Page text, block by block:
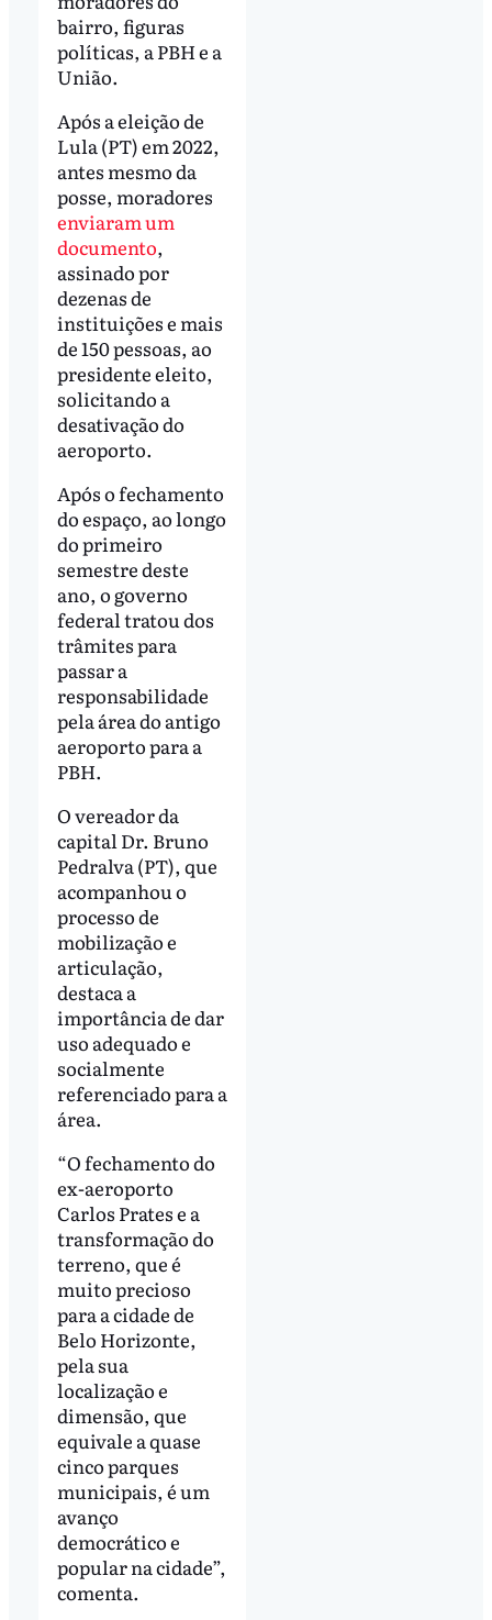
bairro, figuras
políticas, a PBH e a
União.
Após a eleição de
Lula (PT) em 2022,
antes mesmo da
posse, moradores
enviaram um
documento,
assinado por
dezenas de
instituições e mais
de 150 pessoas, ao
presidente eleito,
solicitando a
desativação do
aeroporto.
Após o fechamento
do espaço, ao longo
do primeiro
semestre deste
ano, o governo
federal tratou dos
trâmites para
passar a
responsabilidade
pela área do antigo
aeroporto para a
PBH.
O vereador da
capital Dr. Bruno
Pedralva (PT), que
acompanhou o
processo de
mobilização e
articulação,
destaca a
importância de dar
uso adequado e
socialmente
referenciado para a
área.
“O fechamento do
ex-aeroporto
Carlos Prates e a
transformação do
terreno, que é
muito precioso
para a cidade de
Belo Horizonte,
pela sua
localização e
dimensão, que
equivale a quase
cinco parques
municipais, é um
avanço
democrático e
popular na cidade”,
comenta.